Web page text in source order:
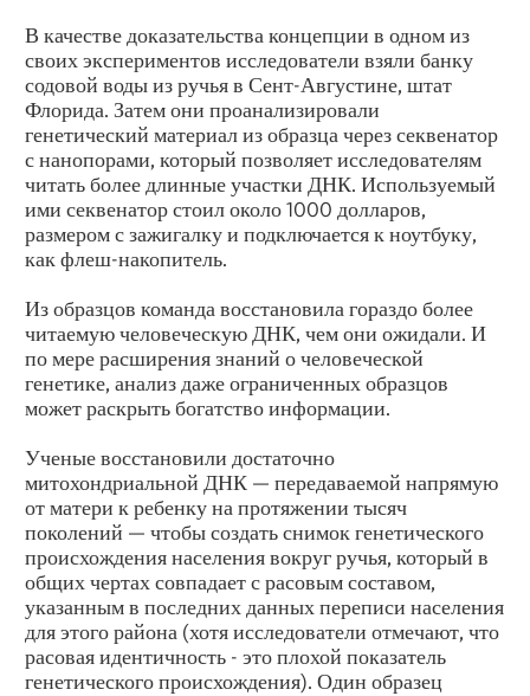
В качестве доказательства концепции в одном из
своих экспериментов исследователи взяли банку
содовой воды из ручья в Сент-Августине, штат
Флорида. Затем они проанализировали
генетический материал из образца через секвенатор
с нанопорами, который позволяет исследователям
читать более длинные участки ДНК. Используемый
ими секвенатор стоил около 1000 долларов,
размером с зажигалку и подключается к ноутбуку,
как флеш-накопитель.
Из образцов команда восстановила гораздо более
читаемую человеческую ДНК, чем они ожидали. И
по мере расширения знаний о человеческой
генетике, анализ даже ограниченных образцов
может раскрыть богатство информации.
Ученые восстановили достаточно
митохондриальной ДНК — передаваемой напрямую
от матери к ребенку на протяжении тысяч
поколений — чтобы создать снимок генетического
происхождения населения вокруг ручья, который в
общих чертах совпадает с расовым составом,
указанным в последних данных переписи населения
для этого района (хотя исследователи отмечают, что
расовая идентичность - это плохой показатель
генетического происхождения). Один образец